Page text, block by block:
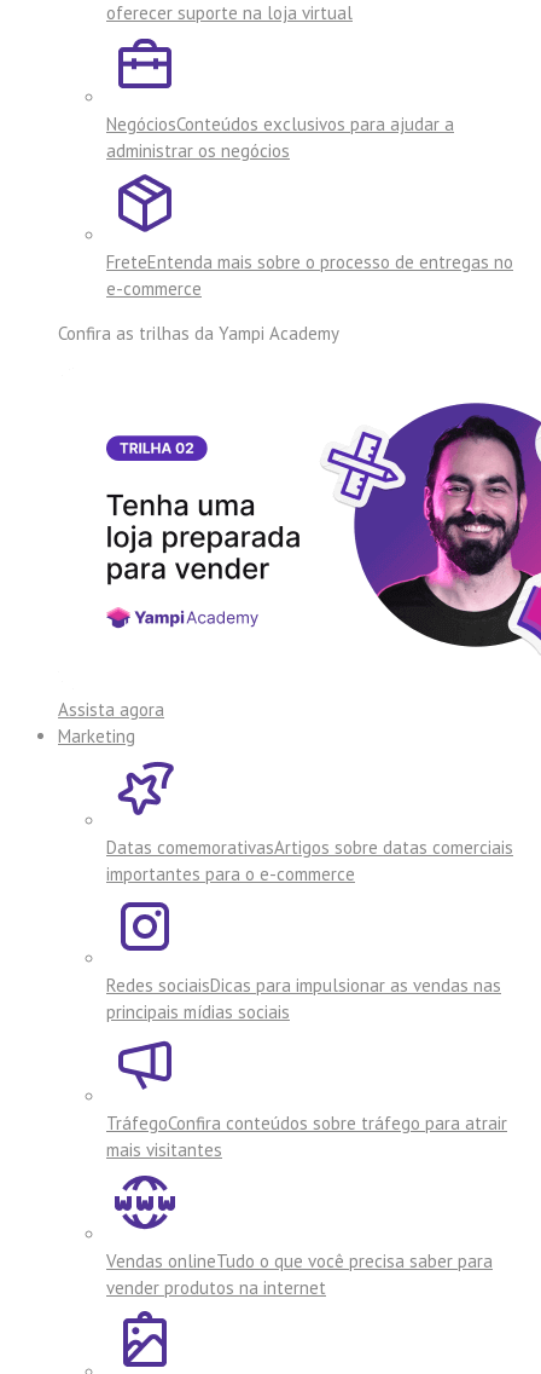
oferecer suporte na loja virtual
NegóciosConteúdos exclusivos para ajudar a
administrar os negócios
FreteEntenda mais sobre o processo de entregas no
e-commerce
Confira as trilhas da Yampi Academy
Assista agora
Marketing
Datas comemorativasArtigos sobre datas comerciais
importantes para o e-commerce
Redes sociaisDicas para impulsionar as vendas nas
principais mídias sociais
TráfegoConfira conteúdos sobre tráfego para atrair
mais visitantes
Vendas onlineTudo o que você precisa saber para
vender produtos na internet